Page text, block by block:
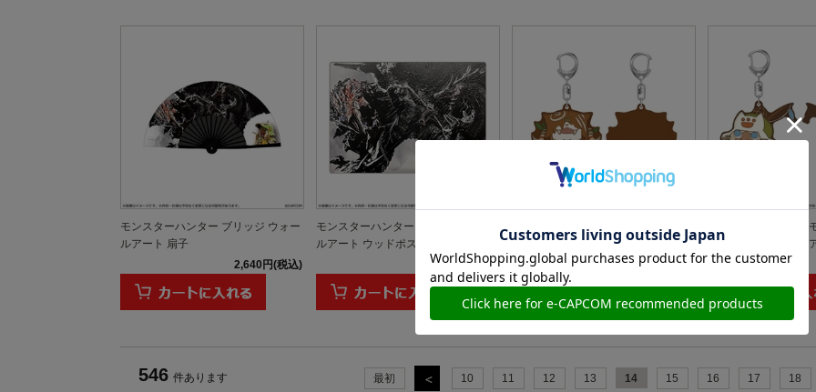
モンスターハンター ブリッジ ウォー
ルアート 扇子
2,640円(税込)
モンスターハンター ブリッジ ウォー
ルアート ウッドポストカー...
1,100円(税込)
ラバーキーホルダー モンスターハン
ターワイルズ モリバー
1,320円(税込)
ラバーキーホルダー
ターワイルズ オトモ
546 件あります 最初 10 11 12 13 14 15 16 17 18